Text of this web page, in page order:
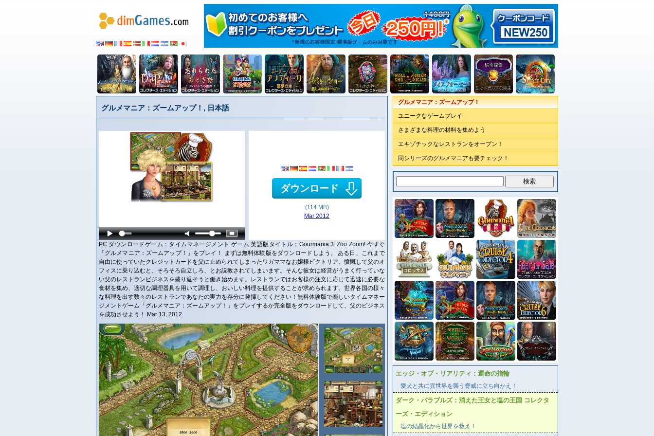
グルメマニア：ズームアップ！, 日本語
ダウンロード
(114 MB)
Mar 2012
PC ダウンロードゲーム：タイムマネージメント ゲーム 英語版タイトル：Gourmania 3: Zoo Zoom! 今すぐ
「グルメマニア：ズームアップ！」をプレイ！ まずは無料体験版をダウンロードしよう。 ある日、これまで
自由に使っていたクレジットカードを父に止められてしまったワガママなお嬢様ビクトリア。憤慨して父のオ
フィスに乗り込むと、そろそろ自立しろ、とお説教されてしまいます。そんな彼女は経営がうまく行っていな
い父のレストランビジネスを盛り返そうと働き始めます。レストランではお客様の注文に応じて迅速に必要な
食材を集め、適切な調理器具を用いて調理し、おいしい料理を提供することが求められます。世界各国の様々
な料理を出す数々のレストランであなたの実力を存分に発揮してください！無料体験版で楽しいタイムマネー
ジメントゲーム「グルメマニア：ズームアップ！」をプレイするか完全版をダウンロードして、父のビジネス
を成功させよう！ Mar 13, 2012
グルメマニア：ズームアップ！
ユニークなゲームプレイ
さまざまな料理の材料を集めよう
エキゾチックなレストランをオープン！
同シリーズのグルメマニアも要チェック！
エッジ・オブ・リアリティ：運命の指輪
愛犬と共に異世界を襲う脅威に立ち向かえ！
ダーク・パラブルズ：消えた王女と塩の王国 コレクタ
ーズ・エディション
塩の結晶化から世界を救え！